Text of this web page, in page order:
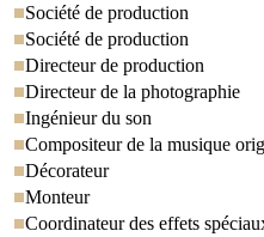
Société de production
Société de production
Directeur de production
Directeur de la photographie
Ingénieur du son
Compositeur de la musique
Décorateur
Monteur
Coordinateur des effets